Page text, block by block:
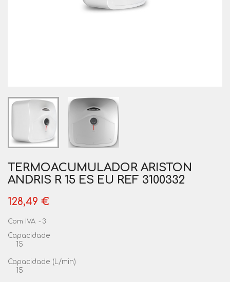
TERMOACUMULADOR ARISTON
ANDRIS R 15 ES EU REF 3100332
128,49 €
Com IVA 3
Capacidade
15
Capacidade (L/min)
15